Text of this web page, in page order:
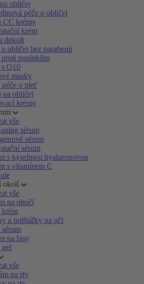
obličej
péče o obličej
CC krémy
krém
dekolt
o obličej bez parabenů
proti pupínkům
s Q10
masky
péče o pleť
na obličej
krémy
vše
sérum
sérum
sérum
s kyselinou hyaluronovou
s vitamínem C
okolí
vše
na obočí
a polštářky na oči
na řasy
vše
na rty